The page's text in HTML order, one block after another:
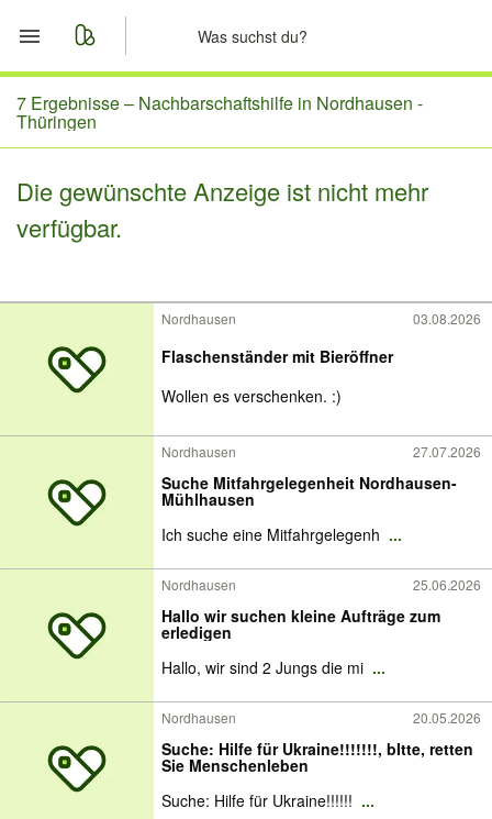
Start
Merkliste
Nachrichten
7 Ergebnisse – Nachbarschaftshilfe in Nordhausen -
Thüringen
Die gewünschte Anzeige ist nicht mehr
verfügbar.
Nordhausen 03.08.2026
Flaschenständer mit Bieröffner
Wollen es verschenken. :)
Nordhausen 27.07.2026
Suche Mitfahrgelegenheit Nordhausen-
Mühlhausen
Ich suche eine Mitfahrgelegenh ...
Nordhausen 25.06.2026
Hallo wir suchen kleine Aufträge zum
erledigen
Hallo, wir sind 2 Jungs die mi ...
Nordhausen 20.05.2026
Suche: Hilfe für Ukraine!!!!!!!, bItte, retten
Sie Menschenleben
Suche: Hilfe für Ukraine!!!!!! ...